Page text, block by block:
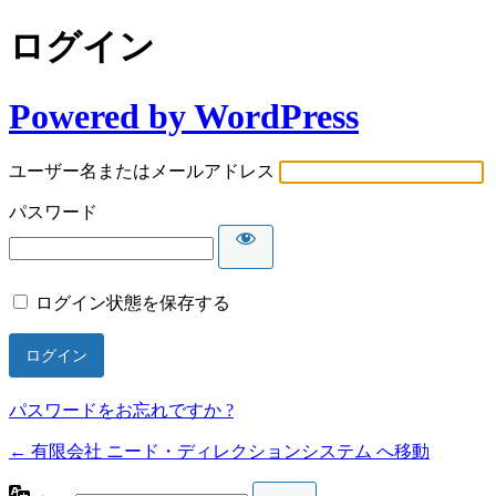
ログイン
Powered by WordPress
ユーザー名またはメールアドレス
パスワード
ログイン状態を保存する
パスワードをお忘れですか ?
← 有限会社 ニード・ディレクションシステム へ移動